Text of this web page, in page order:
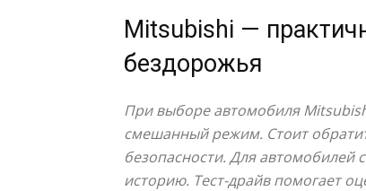
Mitsubishi —
бездорожья
При выборе автомобиля
смешанный режим. Стоит
безопасности. Для автомобилей
историю. Тест-драйв помогает